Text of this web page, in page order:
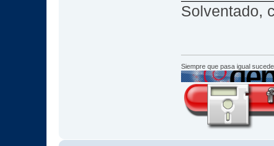
Solventado,
Siempre que pasa igual